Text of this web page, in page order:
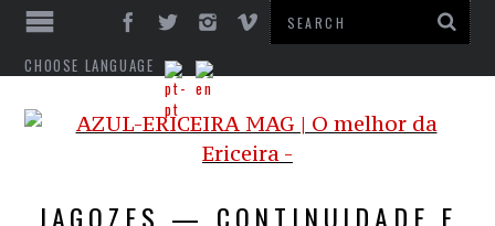
CHOOSE LANGUAGE
JAGOZES — CONTINUIDADE E